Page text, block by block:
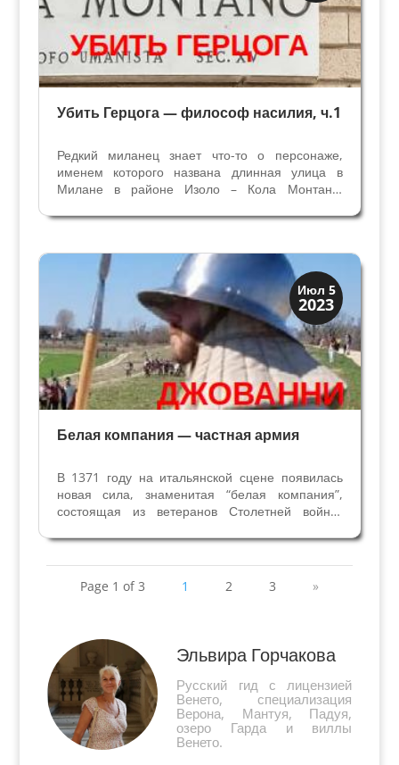
Убить Герцога — философ насилия, ч.1
Редкий миланец знает что-то о персонаже,
именем которого названа длинная улица в
Милане в районе Изоло – Кола Монтано.
сообщает, что Кола Монтано был ”философом-
скрывает интригу … не только...
Июл 5
2023
Династии
Заговоры и войны
Белая компания — частная армия
В 1371 году на итальянской сцене появилась
новая сила, знаменитая “белая компания”,
состоящая из ветеранов Столетней войны.
Италии под названием "англичане", потому что
они, как правило, были людьми, которые
принимали...
Page 1 of 3 1 2 3 »
Эльвира Горчакова
Русский гид с лицензией
Венето, специализация
Верона, Мантуя, Падуя,
озеро Гарда и виллы
Венето.